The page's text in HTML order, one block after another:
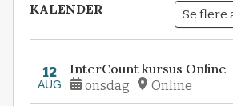
KALENDER Se flere
12
AUG
InterCount kursus Online
onsdag Online